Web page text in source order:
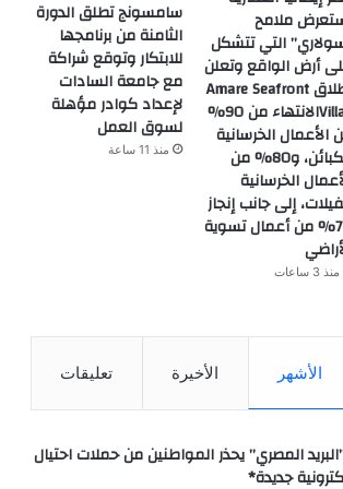
ملامح
التي تتشكل
أرض الواقع وتعلن
إطلاق Amare Seafront
Villasالانتهاء من 90%
الأعمال الخرسانية
للكبائن، و80% من
الخرسانية
إلى جانب إنجاز
70% من أعمال تسوية
منذ 3 ساعات
سامسونج تطلق الدورة
الثامنة من برنامجها
للابتكار وتوقع شراكة
مع جامعة السادات
لإعداد كوادر مؤهلة
لسوق العمل
منذ 11 ساعة
الأشهر الأخيرة تعليقات
المصري” يحذر المواطنين من حملات احتيال
جديدة*